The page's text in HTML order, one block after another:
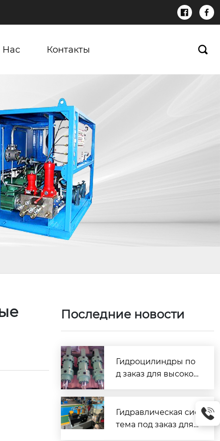
 
Нас Контакты 
Последние новости
Гидроцилиндры по
д заказ для высокоч
стабильности обор
удования на 40%
Гидравлическая сис
тема под заказ для